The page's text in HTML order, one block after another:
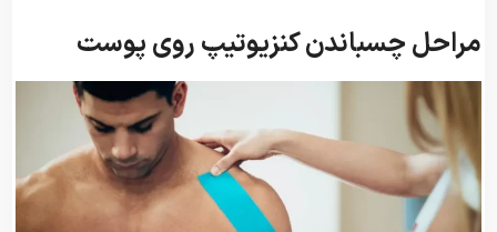
مراحل چسباندن کنزیوتیپ روی پوست